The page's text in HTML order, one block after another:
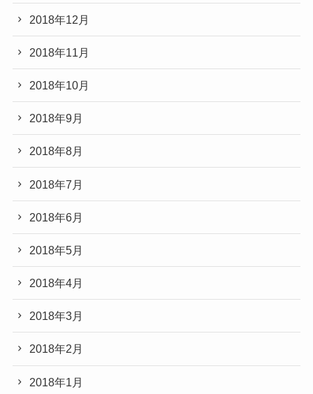
2018年12月
2018年11月
2018年10月
2018年9月
2018年8月
2018年7月
2018年6月
2018年5月
2018年4月
2018年3月
2018年2月
2018年1月